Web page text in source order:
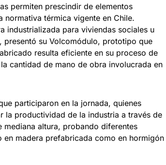
permiten prescindir de elementos
normativa térmica vigente en Chile.
industrializada para viviendas sociales u
presentó su Volcomódulo, prototipo que
resulta eficiente en su proceso de
cantidad de mano de obra involucrada en
participaron en la jornada, quienes
la productividad de la industria a través de
altura, probando diferentes
madera prefabricada como en hormigón